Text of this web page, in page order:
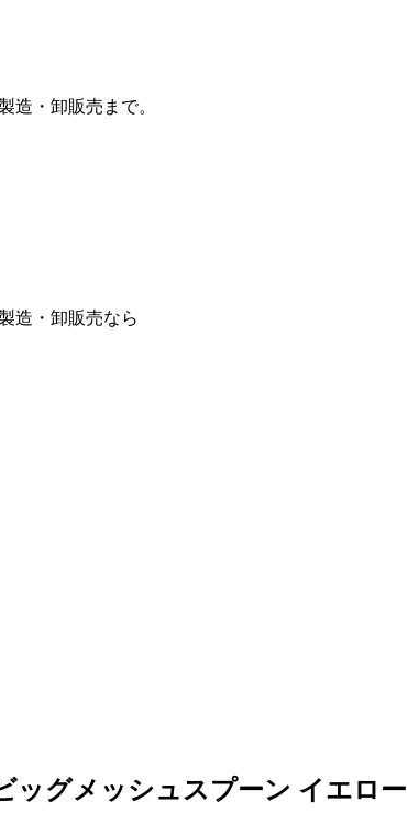
造・卸販売まで。
造・卸販売なら
ッグメッシュスプーン イエロー